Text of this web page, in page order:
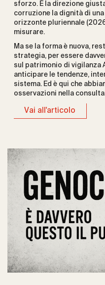
sforzo. È la direzione
corruzione la dignità di
orizzonte pluriennale
misurare.
Ma se la forma è nuova,
strategia, per essere
sul patrimonio di vigilanza
anticipare le tendenze,
sistema. Ed è qui che
osservazioni nella
Vai all'articolo